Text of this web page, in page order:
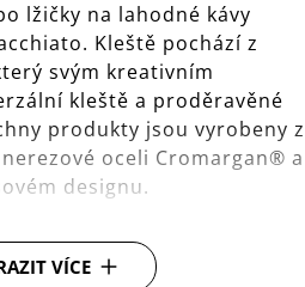
lžičky na lahodné kávy
Kleště pochází z
svým kreativním
kleště a proděravěné
produkty jsou vyrobeny z
oceli Cromargan® a
designu.
nerezová ocel
VÍCE